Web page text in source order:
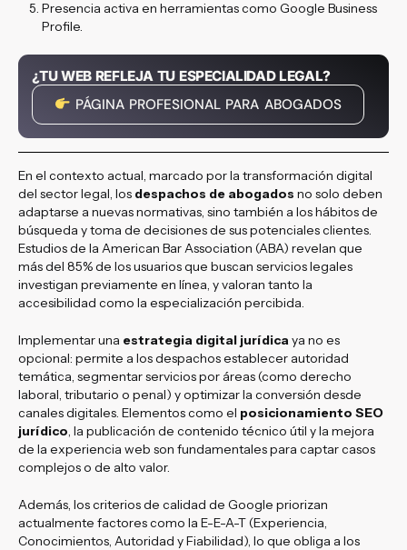
Presencia activa en herramientas como Google Business
Profile.
¿TU WEB REFLEJA TU ESPECIALIDAD LEGAL?
PÁGINA PROFESIONAL PARA ABOGADOS
En el contexto actual, marcado por la transformación digital
del sector legal, los despachos de abogados no solo deben
adaptarse a nuevas normativas, sino también a los hábitos de
búsqueda y toma de decisiones de sus potenciales clientes.
Estudios de la American Bar Association (ABA) revelan que
más del 85% de los usuarios que buscan servicios legales
investigan previamente en línea, y valoran tanto la
accesibilidad como la especialización percibida.
Implementar una estrategia digital jurídica ya no es
opcional: permite a los despachos establecer autoridad
temática, segmentar servicios por áreas (como derecho
laboral, tributario o penal) y optimizar la conversión desde
canales digitales. Elementos como el posicionamiento SEO
jurídico , la publicación de contenido técnico útil y la mejora
de la experiencia web son fundamentales para captar casos
complejos o de alto valor.
Además, los criterios de calidad de Google priorizan
actualmente factores como la E-E-A-T (Experiencia,
Conocimientos, Autoridad y Fiabilidad), lo que obliga a los